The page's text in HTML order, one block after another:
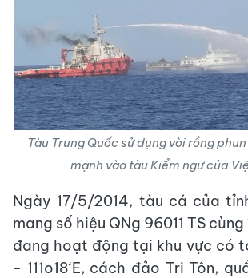
Tàu Trung Quốc sử dụng vòi rồng
mạnh vào tàu Kiểm ngư của
Ngày 17/5/2014, tàu cá của
mang số hiệu QNg 96011 TS
đang hoạt động tại khu vực có
- 111o18‘E, cách đảo Tri Tôn,